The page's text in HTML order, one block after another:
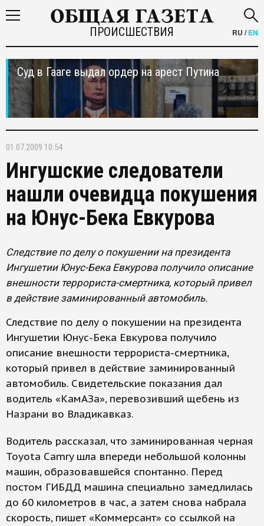
ПРОИСШЕСТВИЯ RU /EN
Суд в Гааге выдал ордер на арест Путина
01.07.2009 10:54
Ингушские следователи
нашли очевидца покушения
на Юнус-Бека Евкурова
Следствие по делу о покушении на президента
Ингушетии Юнус-Бека Евкурова получило описание
внешности террориста-смертника, который привел
в действие заминированный автомобиль.
Следствие по делу о покушении на президента
Ингушетии Юнус-Бека Евкурова получило
описание внешности террориста-смертника,
который привел в действие заминированный
автомобиль. Свидетельские показания дал
водитель «КамАЗа», перевозивший щебень из
Назрани во Владикавказ.
Водитель рассказал, что заминированная черная
Toyota Camry шла впереди небольшой колонны
машин, образовавшейся спонтанно. Перед
постом ГИБДД машина специально замедлилась
до 60 километров в час, а затем снова набрала
скорость, пишет «Коммерсант» со ссылкой на